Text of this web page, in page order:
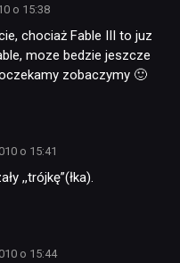
o 15:38
chociaż Fable III to juz
moze bedzie jeszcze
zobaczymy 🙂
o 15:41
,,trójkę”(łka).
o 15:44